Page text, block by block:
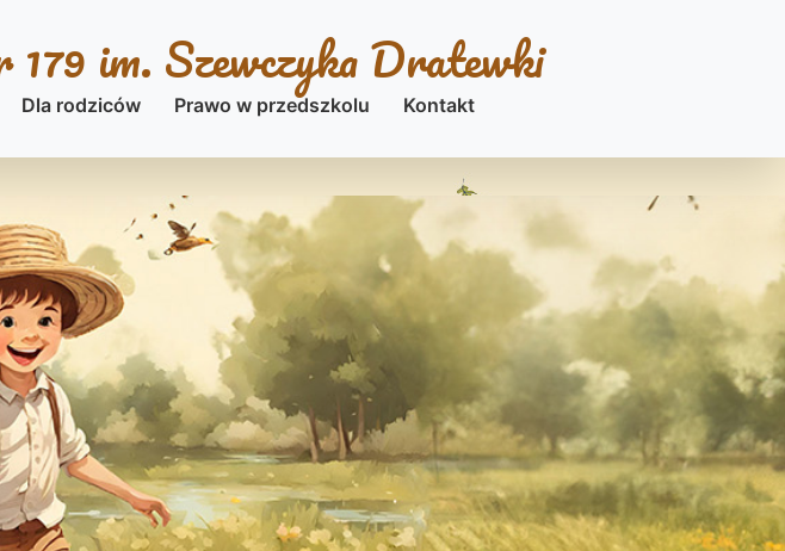
179 im. Szewczyka Dratewki
Dla rodziców Prawo w przedszkolu Kontakt